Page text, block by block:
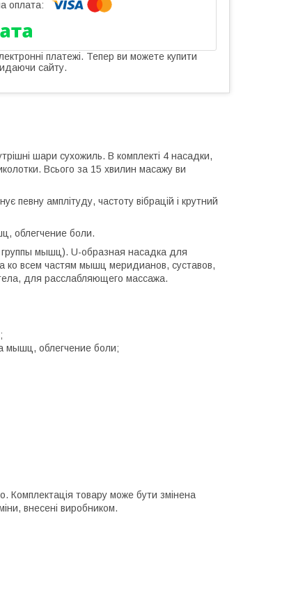
платежі. Тепер ви можете купити
сайту.
шари сухожиль. В комплекті 4 насадки,
Всього за 15 хвилин масажу ви
певну амплітуду, частоту вібрацій і крутний
облегчение боли.
мышц). U-образная насадка для
ко всем частям мышц меридианов, суставов,
для расслабляющего массажа.
мышц, облегчение боли;
Комплектація товару може бути змінена
внесені виробником.